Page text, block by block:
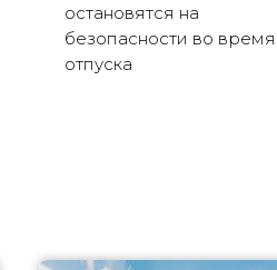
остановятся на
безопасности во время
отпуска